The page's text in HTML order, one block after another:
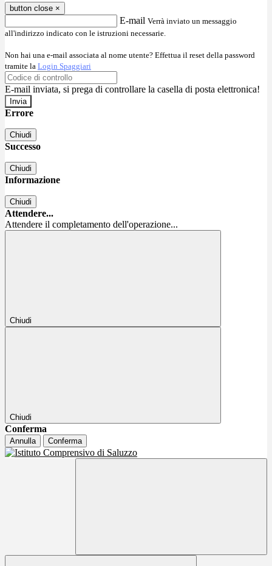
button close ×
E-mail Verrà inviato un messaggio
all'indirizzo indicato con le istruzioni necessarie.
Non hai una e-mail associata al nome utente? Effettua il reset della password
tramite la Login Spaggiari
E-mail inviata, si prega di controllare la casella di posta elettronica!
Errore
Chiudi
Successo
Chiudi
Informazione
Chiudi
Attendere...
Attendere il completamento dell'operazione...
Chiudi
Chiudi
Conferma
Annulla Conferma